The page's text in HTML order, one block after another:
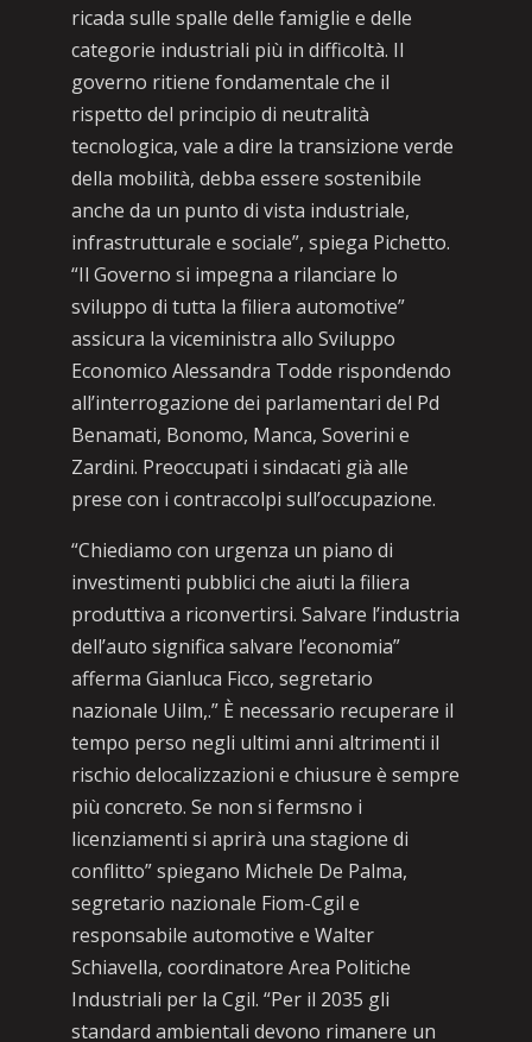
ricada sulle spalle delle famiglie e delle
categorie industriali più in difficoltà. Il
governo ritiene fondamentale che il
rispetto del principio di neutralità
tecnologica, vale a dire la transizione verde
della mobilità, debba essere sostenibile
anche da un punto di vista industriale,
infrastrutturale e sociale”, spiega Pichetto.
“Il Governo si impegna a rilanciare lo
sviluppo di tutta la filiera automotive”
assicura la viceministra allo Sviluppo
Economico Alessandra Todde rispondendo
all’interrogazione dei parlamentari del Pd
Benamati, Bonomo, Manca, Soverini e
Zardini. Preoccupati i sindacati già alle
prese con i contraccolpi sull’occupazione.
“Chiediamo con urgenza un piano di
investimenti pubblici che aiuti la filiera
produttiva a riconvertirsi. Salvare l’industria
dell’auto significa salvare l’economia”
afferma Gianluca Ficco, segretario
nazionale Uilm,.” È necessario recuperare il
tempo perso negli ultimi anni altrimenti il
rischio delocalizzazioni e chiusure è sempre
più concreto. Se non si fermsno i
licenziamenti si aprirà una stagione di
conflitto” spiegano Michele De Palma,
segretario nazionale Fiom-Cgil e
responsabile automotive e Walter
Schiavella, coordinatore Area Politiche
Industriali per la Cgil. “Per il 2035 gli
standard ambientali devono rimanere un